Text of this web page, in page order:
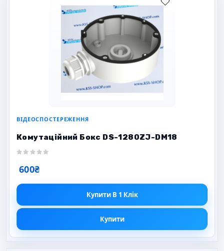
ВІДЕОСПОСТЕРЕЖЕННЯ
Комутаційний Бокс DS-1280ZJ-DM18
600₴
Купити В 1 Клік
Купити